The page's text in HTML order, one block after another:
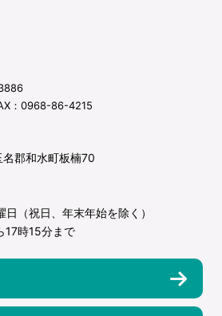
：0968-86-4215
郡和水町板楠70
（祝日、年末年始を除く）
17時15分まで